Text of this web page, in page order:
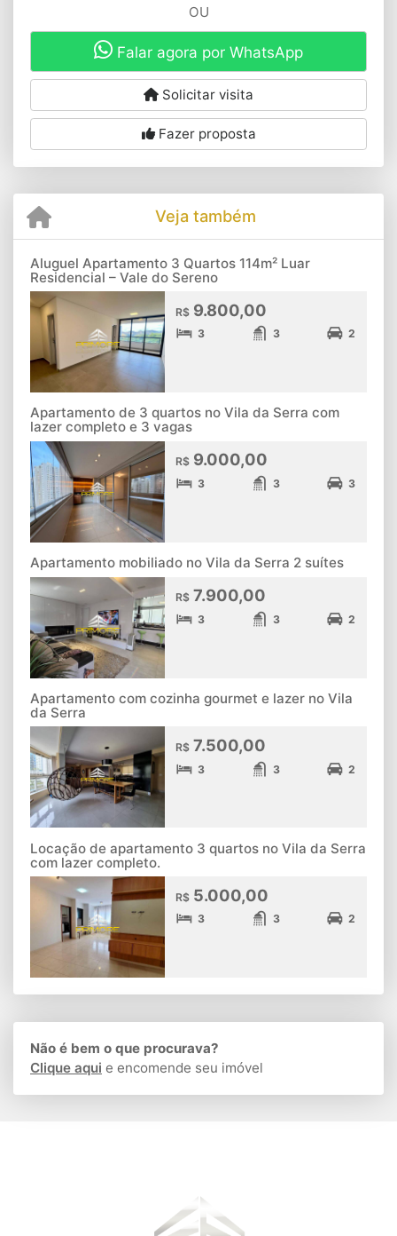
OU
Falar agora por WhatsApp
Solicitar visita
Fazer proposta
Veja também
Aluguel Apartamento 3 Quartos 114m² Luar
Residencial – Vale do Sereno
R$ 9.800,00
3 3 2
Apartamento de 3 quartos no Vila da Serra com
lazer completo e 3 vagas
R$ 9.000,00
3 3 3
Apartamento mobiliado no Vila da Serra 2 suítes
R$ 7.900,00
3 3 2
Apartamento com cozinha gourmet e lazer no Vila
da Serra
R$ 7.500,00
3 3 2
Locação de apartamento 3 quartos no Vila da Serra
com lazer completo.
R$ 5.000,00
3 3 2
Não é bem o que procurava?
Clique aqui e encomende seu imóvel